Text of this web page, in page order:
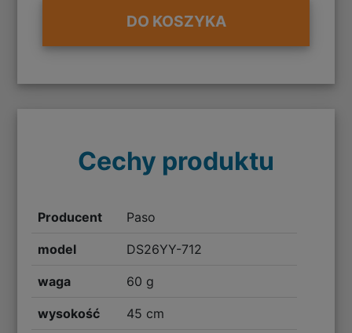
DO KOSZYKA
Cechy produktu
Producent Paso
model DS26YY-712
waga 60 g
wysokość 45 cm